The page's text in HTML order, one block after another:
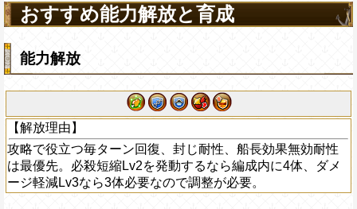
おすすめ能力解放と育成
能力解放
【解放理由】
攻略で役立つ毎ターン回復、封じ耐性、船長効果無効耐性
は最優先。必殺短縮Lv2を発動するなら編成内に4体、ダメ
ージ軽減Lv3なら3体必要なので調整が必要。